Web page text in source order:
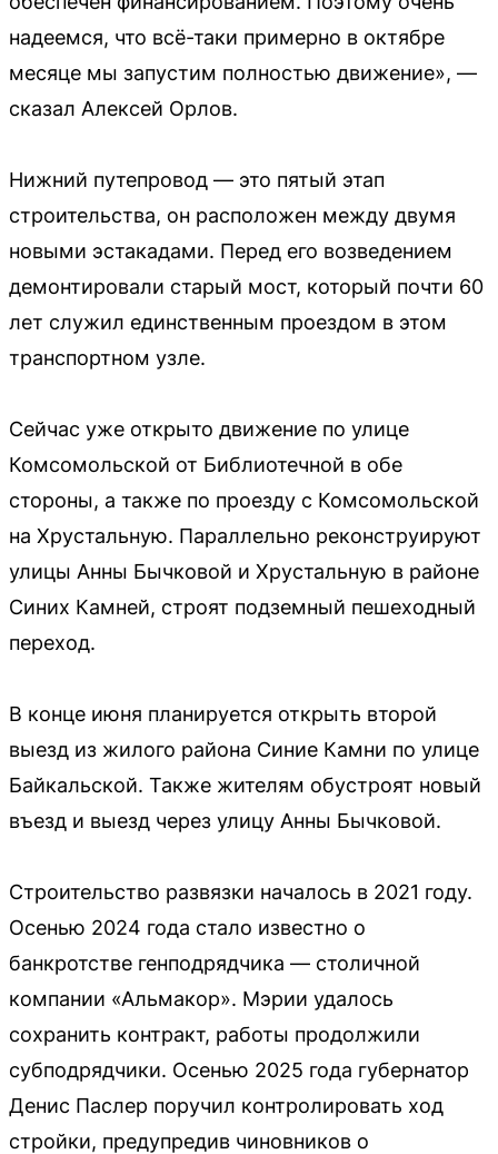
надеемся, что всё-таки примерно в октябре
месяце мы запустим полностью движение», —
сказал Алексей Орлов.
Нижний путепровод — это пятый этап
строительства, он расположен между двумя
новыми эстакадами. Перед его возведением
демонтировали старый мост, который почти 60
лет служил единственным проездом в этом
транспортном узле.
Сейчас уже открыто движение по улице
Комсомольской от Библиотечной в обе
стороны, а также по проезду с Комсомольской
на Хрустальную. Параллельно реконструируют
улицы Анны Бычковой и Хрустальную в районе
Синих Камней, строят подземный пешеходный
переход.
В конце июня планируется открыть второй
выезд из жилого района Синие Камни по улице
Байкальской. Также жителям обустроят новый
въезд и выезд через улицу Анны Бычковой.
Строительство развязки началось в 2021 году.
Осенью 2024 года стало известно о
банкротстве генподрядчика — столичной
компании «Альмакор». Мэрии удалось
сохранить контракт, работы продолжили
субподрядчики. Осенью 2025 года губернатор
Денис Паслер поручил контролировать ход
стройки, предупредив чиновников о